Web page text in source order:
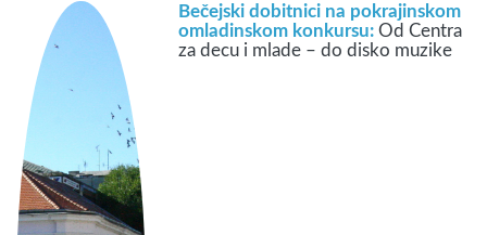
Bečejski dobitnici na pokrajinskom
omladinskom konkursu:Od Centra
za decu i mlade – do disko muzike